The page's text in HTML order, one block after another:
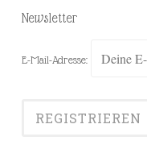
Newsletter
E-Mail-Adresse: